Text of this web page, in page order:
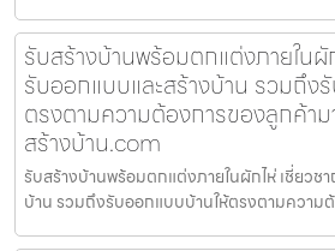
รับสร้างบ้านพร้อมตกแต่งภายในผั
รับออกแบบและสร้างบ้าน รวมถึง
ตรงตามความต้องการของลูกค้า
สร้างบ้าน.com
รับสร้างบ้านพร้อมตกแต่งภายในผักไห่ เชี่ยวช
บ้าน รวมถึงรับออกแบบบ้านให้ตรงตามความ